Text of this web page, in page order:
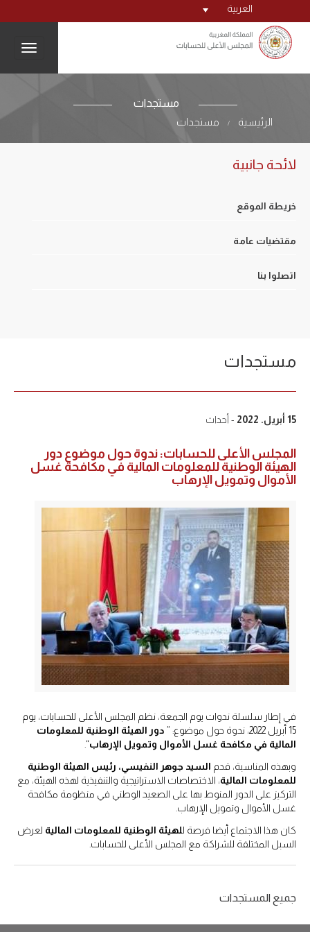
العربية
مستجدات
الرئيسية
/ مستجدات
لائحة جانبية
خريطة الموقع
مقتضيات عامة
اتصلوا بنا
مستجدات
15 أبريل. 2022 - أحداث
المجلس الأعلى للحسابات: ندوة حول موضوع دور
الهيئة الوطنية للمعلومات المالية في مكافحة غسل
الأموال وتمويل الإرهاب
في إطار سلسلة ندوات يوم الجمعة، نظم المجلس الأعلى للحسابات، يوم
15 أبريل 2022، ندوة حول موضوع: ”
دور الهيئة الوطنية للمعلومات
المالية في مكافحة غسل الأموال وتمويل الإرهاب“.
وبهذه المناسبة، قدم السيد جوهر النفيسي، رئيس الهيئة الوطنية
للمعلومات المالية، الاختصاصات الاستراتيجية والتنفيذية لهذه الهيئة، مع
التركيز على الدور المنوط بها على الصعيد الوطني في منظومة مكافحة
غسل الأموال وتمويل الإرهاب.
كان هذا الاجتماع أيضا فرصة للهيئة الوطنية للمعلومات المالية لعرض
السبل المختلفة للشراكة مع المجلس الأعلى للحسابات.
جميع المستجدات